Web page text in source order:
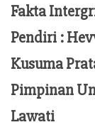
Fakta
Pendiri :
Kusuma
Pimpinan
Lawati